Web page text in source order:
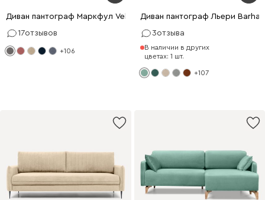
Диван пантограф Маркфул Velvet Grey
17отзывов
+106
Диван пантограф Льери Barhat
3отзыва
В наличии в других
цветах: 1 шт.
+107